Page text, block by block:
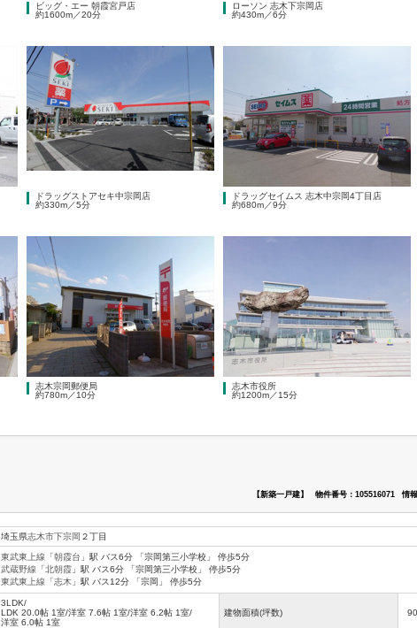
ビッグ・エー 朝霞宮戸店
約1600m／20分
ローソン 志木下宗岡店
約430m／6分
ドラッグストアセキ中宗岡店
約330m／5分
ドラッグセイムス 志木中宗岡4丁目店
約680m／9分
志木宗岡郵便局
約780m／10分
志木市役所
約1200m／15分
【新築一戸建】 物件番号：105516071 情
埼玉県志木市下宗岡 ２丁目
東武東上線 「 朝霞台 」駅 バス6分 「宗岡第三小学校」 停歩5分
武蔵野線 「 北朝霞 」駅 バス6分 「宗岡第三小学校」 停歩5分
東武東上線 「 志木 」駅 バス12分 「宗岡」 停歩5分
3LDK/
LDK 20.0帖 1室/洋室 7.6帖 1室/洋室 6.2帖 1室/
洋室 6.0帖 1室
建物面積(坪数)